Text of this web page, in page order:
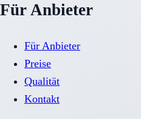
Für Anbieter
Für Anbieter
Preise
Qualität
Kontakt